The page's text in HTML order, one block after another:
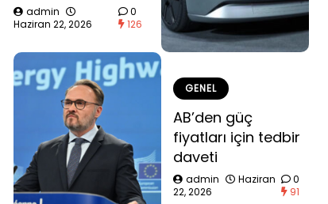
admin
Haziran 22, 2026
0
126
GENEL
AB’den güç
fiyatları için tedbir
daveti
admin
Haziran
22, 2026
0
91